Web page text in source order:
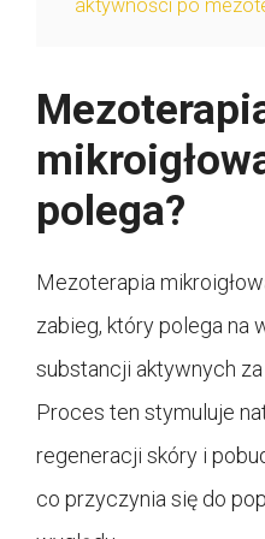
aktywności po
polega?
Mezoterapia
zabieg, który polega na
substancji aktywnych
Proces ten stymuluje
regeneracji skóry i
co przyczynia się do